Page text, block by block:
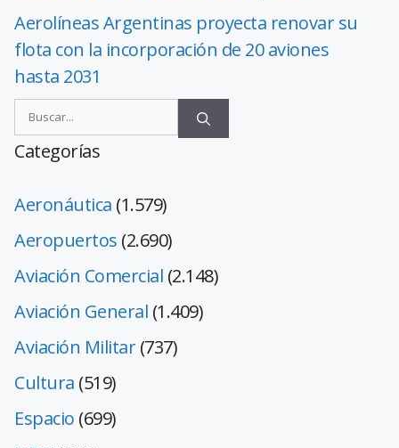
Aerolíneas Argentinas proyecta renovar su
flota con la incorporación de 20 aviones
hasta 2031
Categorías
Aeronáutica (1.579)
Aeropuertos (2.690)
Aviación Comercial (2.148)
Aviación General (1.409)
Aviación Militar(737)
Cultura (519)
Espacio (699)